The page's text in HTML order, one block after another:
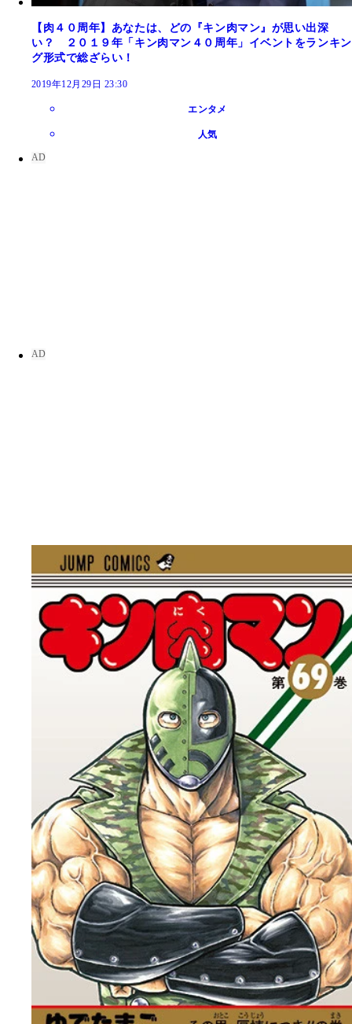
【肉４０周年】あなたは、どの『キン肉マン』が思い出深
い？ ２０１９年「キン肉マン４０周年」イベントをランキン
グ形式で総ざらい！
2019年12月29日 23:30
エンタメ
人気